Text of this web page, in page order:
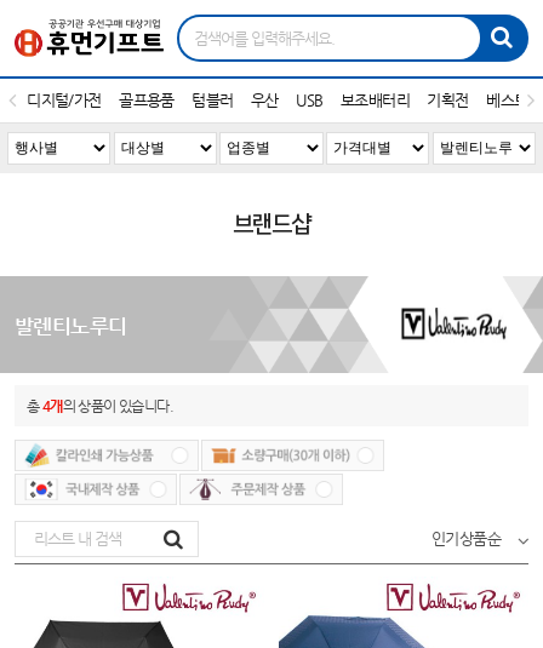
디지털/가전 골프용품 텀블러 우산 USB 보조배터리 기획전 베스트
브랜드샵
발렌티노루디
총4개의 상품이 있습니다.
인기상품순